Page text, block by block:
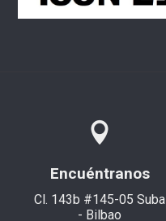
Encuéntranos
Cl. 143b #145-05 Suba
- Bilbao